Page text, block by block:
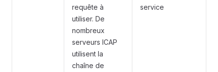
requête à
utiliser. De
nombreux
serveurs ICAP
utilisent la
chaîne de
service